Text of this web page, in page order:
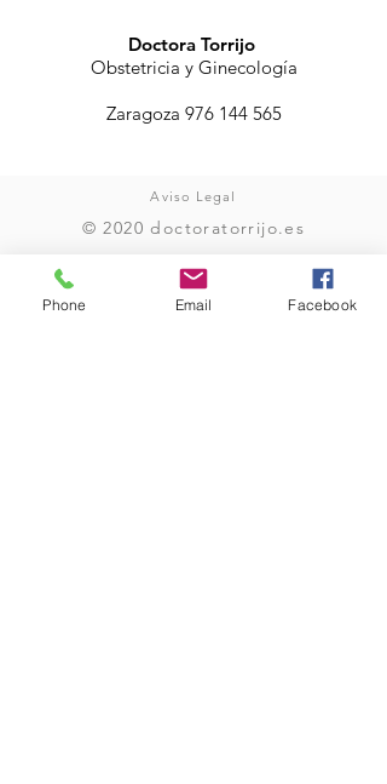
Doctora Torrijo
Obstetricia y Ginecología
Zaragoza 976 144 565
Aviso Legal
© 2020 doctoratorrijo.es
Privacidad Facebook
Phone Email Facebook